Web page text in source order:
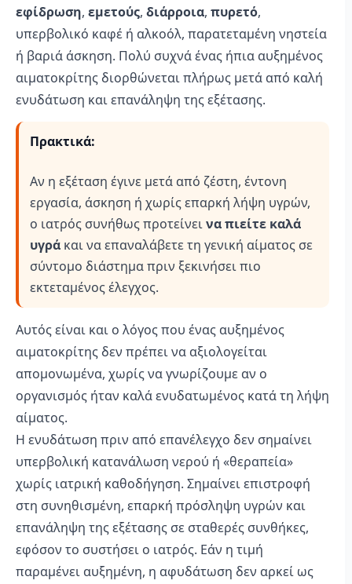
εφίδρωση, εμετούς, διάρροια, πυρετό,
υπερβολικό καφέ ή αλκοόλ, παρατεταμένη νηστεία
ή βαριά άσκηση. Πολύ συχνά ένας ήπια αυξημένος
αιματοκρίτης διορθώνεται πλήρως μετά από καλή
ενυδάτωση και επανάληψη της εξέτασης.
Πρακτικά:
Αν η εξέταση έγινε μετά από ζέστη, έντονη
εργασία, άσκηση ή χωρίς επαρκή λήψη υγρών,
ο ιατρός συνήθως προτείνεινα πιείτε καλά
υγρά και να επαναλάβετε τη γενική αίματος σε
σύντομο διάστημα πριν ξεκινήσει πιο
εκτεταμένος έλεγχος.
Αυτός είναι και ο λόγος που ένας αυξημένος
αιματοκρίτης δεν πρέπει να αξιολογείται
απομονωμένα, χωρίς να γνωρίζουμε αν ο
οργανισμός ήταν καλά ενυδατωμένος κατά τη λήψη
αίματος.
Η ενυδάτωση πριν από επανέλεγχο δεν σημαίνει
υπερβολική κατανάλωση νερού ή «θεραπεία»
χωρίς ιατρική καθοδήγηση. Σημαίνει επιστροφή
στη συνηθισμένη, επαρκή πρόσληψη υγρών και
επανάληψη της εξέτασης σε σταθερές συνθήκες,
εφόσον το συστήσει ο ιατρός. Εάν η τιμή
παραμένει αυξημένη, η αφυδάτωση δεν αρκεί ως